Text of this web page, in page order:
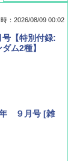
：2026/08/09 00:02
【特別付録:
ム2種】
９月号 [雑